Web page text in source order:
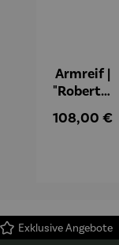
Armreif |
"Roberta"
Mütz
Regulärer
108,00 €
Exklusive Angebote